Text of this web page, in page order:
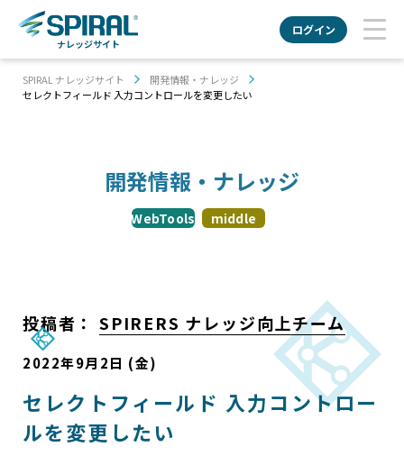
ナレッジサイト
ログイン
SPIRAL ナレッジサイト
開発情報・ナレッジ
セレクトフィールド 入力コントロールを変更したい
開発情報・ナレッジ
WebTools middle
投稿者： SPIRERS ナレッジ向上チーム
2022年9月2日 (金)
セレクトフィールド 入力コントロー
ルを変更したい